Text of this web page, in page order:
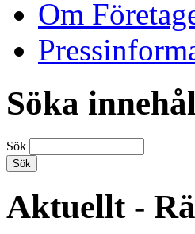
Om
Söka
Sök
Aktuellt -